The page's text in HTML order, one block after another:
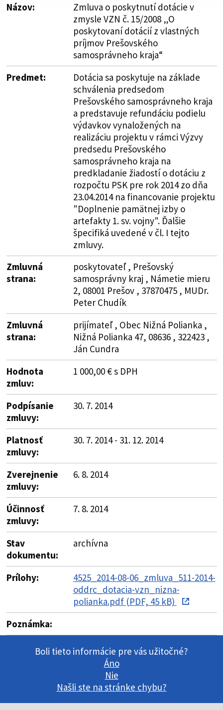
Názov:
Zmluva o poskytnutí dotácie v
zmysle VZN č. 15/2008 „O
poskytovaní dotácií z vlastných
príjmov Prešovského
samosprávneho kraja“
Predmet:
Dotácia sa poskytuje na základe
schválenia predsedom
Prešovského samosprávneho kraja
a predstavuje refundáciu podielu
výdavkov vynaložených na
realizáciu projektu v rámci Výzvy
predsedu Prešovského
samosprávneho kraja na
predkladanie žiadostí o dotáciu z
rozpočtu PSK pre rok 2014 zo dňa
23.04.2014 na financovanie projektu
"Doplnenie pamätnej izby o
artefakty 1. sv. vojny". Ďalšie
špecifiká uvedené v čl. I tejto
zmluvy.
Zmluvná
strana:
poskytovateľ , Prešovský
samosprávny kraj , Námetie mieru
2, 08001 Prešov , 37870475 , MUDr.
Peter Chudík
Zmluvná
strana:
prijímateľ , Obec Nižná Polianka ,
Nižná Polianka 47, 08636 , 322423 ,
Ján Cundra
Hodnota
zmluv:
1 000,00 € s DPH
Podpísanie
zmluvy:
30. 7. 2014
Platnosť
zmluvy:
30. 7. 2014 - 31. 12. 2014
Zverejnenie
zmluvy:
6. 8. 2014
Účinnosť
zmluvy:
7. 8. 2014
Stav
dokumentu:
archívna
Prílohy:
4525_2014-08-06_zmluva_511-2014-
oddrc_dotacia-vzn_nizna-
polianka.pdf (PDF, 45 kB)
Poznámka:
Boli tieto informácie pre vás užitočné?
Áno
Nie
Našli ste na stránke chybu?